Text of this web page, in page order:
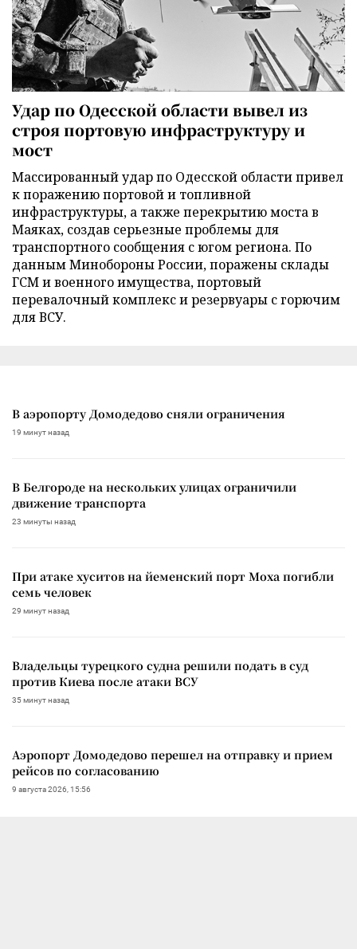
Удар по Одесской области вывел из
строя портовую инфраструктуру и
мост
Массированный удар по Одесской области привел
к поражению портовой и топливной
инфраструктуры, а также перекрытию моста в
Маяках, создав серьезные проблемы для
транспортного сообщения с югом региона. По
данным Минобороны России, поражены склады
ГСМ и военного имущества, портовый
перевалочный комплекс и резервуары с горючим
для ВСУ.
В аэропорту Домодедово сняли ограничения
19 минут назад
В Белгороде на нескольких улицах ограничили
движение транспорта
23 минуты назад
При атаке хуситов на йеменский порт Моха погибли
семь человек
29 минут назад
Владельцы турецкого судна решили подать в суд
против Киева после атаки ВСУ
35 минут назад
Аэропорт Домодедово перешел на отправку и прием
рейсов по согласованию
9 августа 2026, 15:56